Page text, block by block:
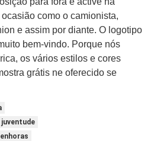
como o camionista,
e assim por diante. O logotipo
bem-vindo. Porque nós
os vários estilos e cores
grátis ne oferecido se